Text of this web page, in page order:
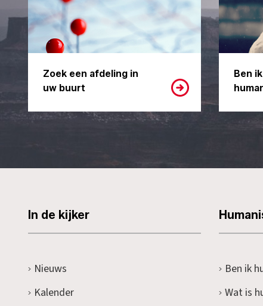
Zoek een afdeling in
uw buurt
Ben
In de kijker
Nieuws
Kalender
Ben ik
Wat is